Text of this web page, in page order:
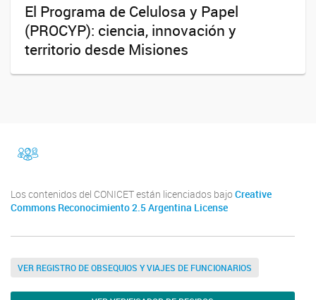
El Programa de Celulosa y Papel
(PROCYP): ciencia, innovación y
territorio desde Misiones
facebook
Los contenidos del CONICET están licenciados bajo Creative
Commons Reconocimiento 2.5 Argentina License
VER REGISTRO DE OBSEQUIOS Y VIAJES DE FUNCIONARIOS